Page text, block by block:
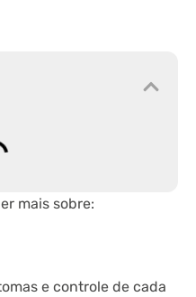
mais sobre:
e controle de cada